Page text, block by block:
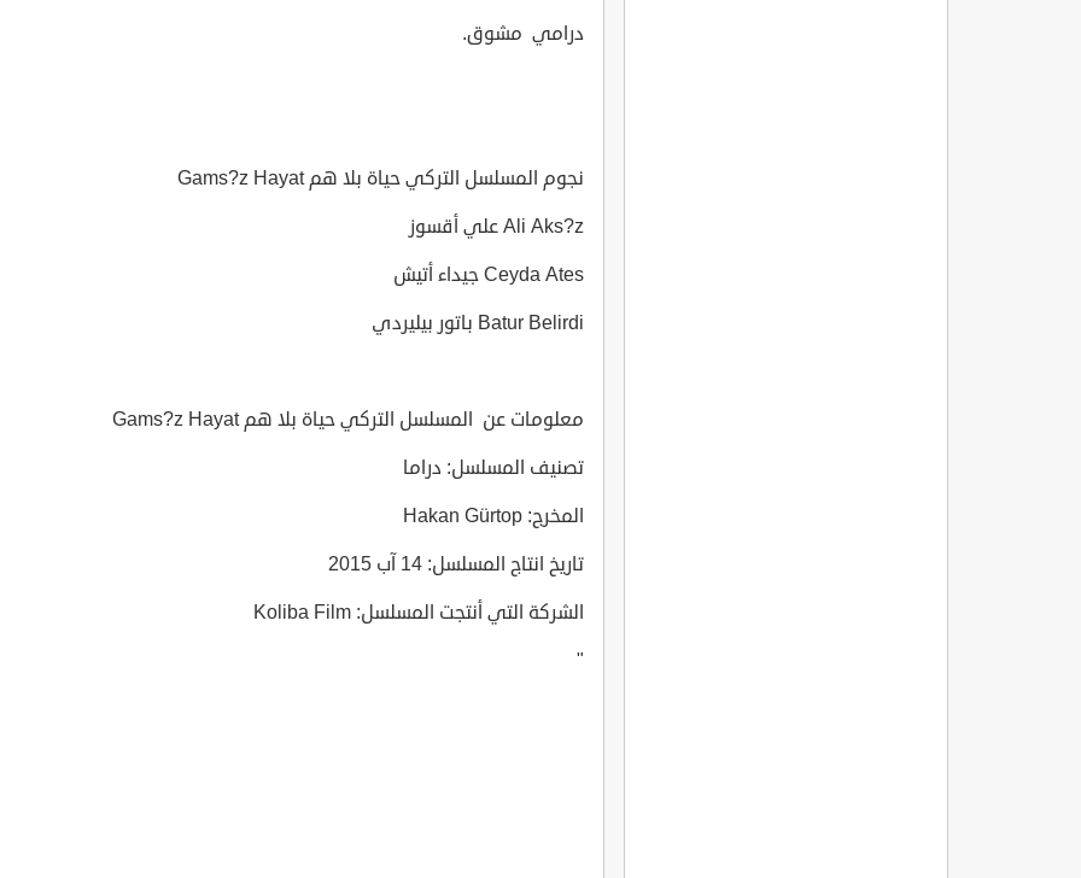
درامي مشوق.
نجوم المسلسل التركي حياة بلا هم Gams?z Hayat
Ali Aks?z علي أقسوز
Ceyda Ates جيداء أتيش
Batur Belirdi باتور بيليردي
معلومات عن المسلسل التركي حياة بلا هم Gams?z Hayat
تصنيف المسلسل: دراما
المخرج: Hakan Gürtop
تاريخ انتاج المسلسل: 14 آب 2015
الشركة التي أنتجت المسلسل: Koliba Film
"